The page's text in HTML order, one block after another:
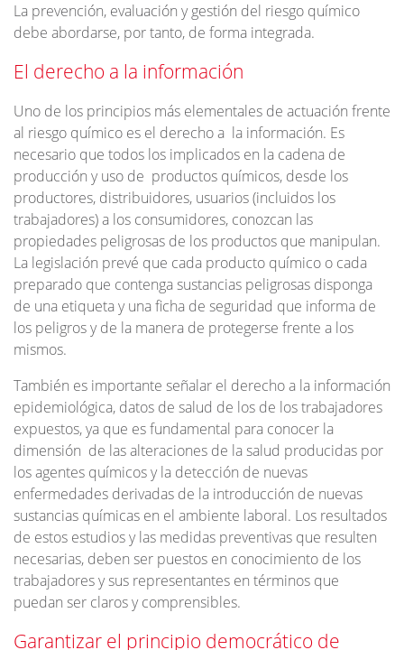
La prevención, evaluación y gestión del riesgo químico
debe abordarse, por tanto, de forma integrada.
El derecho a la información
Uno de los principios más elementales de actuación frente
al riesgo químico es el derecho a la información. Es
necesario que todos los implicados en la cadena de
producción y uso de productos químicos, desde los
productores, distribuidores, usuarios (incluidos los
trabajadores) a los consumidores, conozcan las
propiedades peligrosas de los productos que manipulan.
La legislación prevé que cada producto químico o cada
preparado que contenga sustancias peligrosas disponga
de una etiqueta y una ficha de seguridad que informa de
los peligros y de la manera de protegerse frente a los
mismos.
También es importante señalar el derecho a la información
epidemiológica, datos de salud de los de los trabajadores
expuestos, ya que es fundamental para conocer la
dimensión de las alteraciones de la salud producidas por
los agentes químicos y la detección de nuevas
enfermedades derivadas de la introducción de nuevas
sustancias químicas en el ambiente laboral. Los resultados
de estos estudios y las medidas preventivas que resulten
necesarias, deben ser puestos en conocimiento de los
trabajadores y sus representantes en términos que
puedan ser claros y comprensibles.
Garantizar el principio democrático de